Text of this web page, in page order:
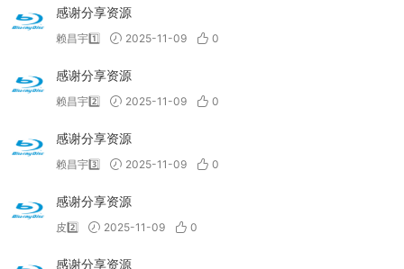
感谢分享资源
赖昌宇1️⃣ 2025-11-09 0
感谢分享资源
赖昌宇2️⃣ 2025-11-09 0
感谢分享资源
赖昌宇3️⃣ 2025-11-09 0
感谢分享资源
皮2️⃣ 2025-11-09 0
感谢分享资源